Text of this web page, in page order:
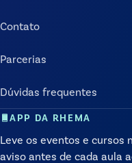
Contato
Parcerias
Dúvidas frequentes
APP DA RHEMA
Leve os eventos e cursos
aviso antes de cada aula